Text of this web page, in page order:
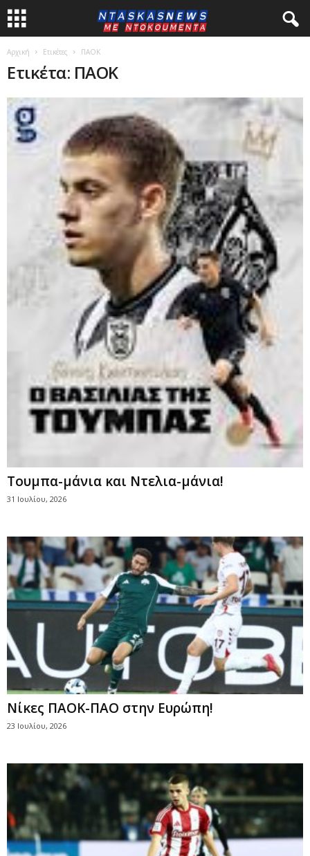
Αρχική Ετικέτες ΠΑΟΚ
Ετικέτα: ΠΑΟΚ
Τουμπα-μάνια και Ντελια-μάνια!
31 Ιουλίου, 2026
Νίκες ΠΑΟΚ-ΠΑΟ στην Ευρώπη!
23 Ιουλίου, 2026